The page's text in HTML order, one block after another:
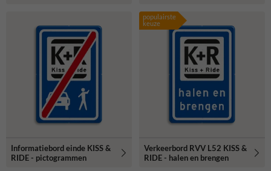
Informatiebord einde KISS &
RIDE - pictogrammen
populairste
keuze
Verkeerbord RVV L52 KISS &
RIDE - halen en brengen